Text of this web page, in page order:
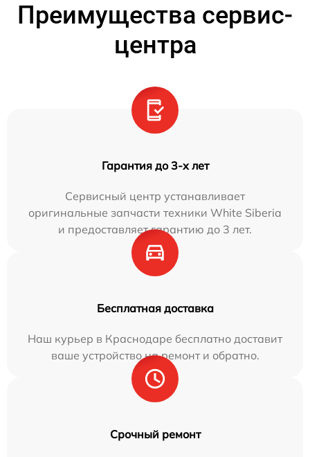
Преимущества сервис-
центра
Гарантия до 3-х лет
Сервисный центр устанавливает
оригинальные запчасти техники White Siberia
и предоставляет гарантию до 3 лет.
Бесплатная доставка
Наш курьер в Краснодаре бесплатно доставит
ваше устройство на ремонт и обратно.
Срочный ремонт